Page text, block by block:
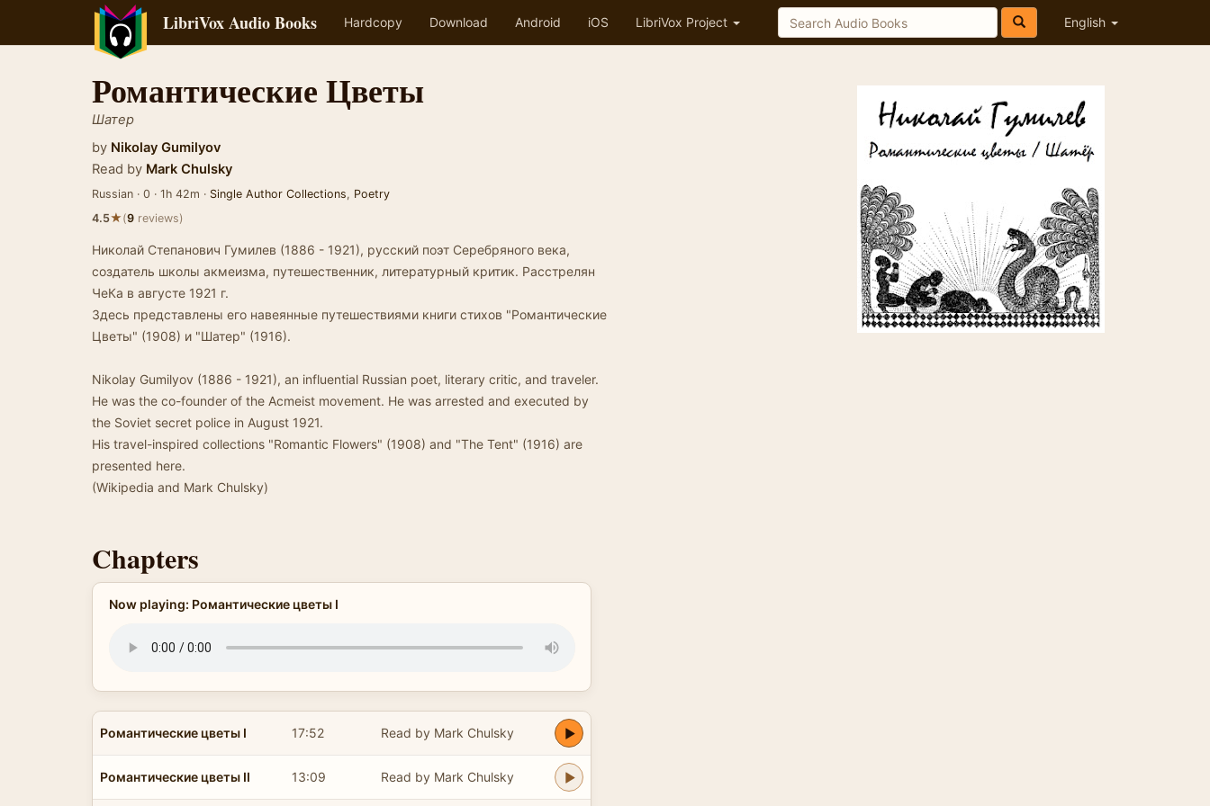
LibriVox Audio Books Hardcopy Download Android iOS LibriVox Project English
Романтические Цветы
Шатер
by Nikolay Gumilyov
Read by Mark Chulsky
Russian · 0 · 1h 42m · Single Author Collections, Poetry
4.5★(9 reviews)
Николай Степанович Гумилев (1886 - 1921), русский поэт Серебряного века,
создатель школы акмеизма, путешественник, литературный критик. Расстрелян
ЧеКа в августе 1921 г.
Здесь представлены его навеянные путешествиями книги стихов "Романтические
Цветы" (1908) и "Шатер" (1916).
Nikolay Gumilyov (1886 - 1921), an influential Russian poet, literary critic, and traveler.
He was the co-founder of the Acmeist movement. He was arrested and executed by
the Soviet secret police in August 1921.
His travel-inspired collections "Romantic Flowers" (1908) and "The Tent" (1916) are
presented here.
(Wikipedia and Mark Chulsky)
Chapters
Now playing: Романтические цветы I
Романтические цветы I 17:52 Read by Mark Chulsky
Романтические цветы II 13:09 Read by Mark Chulsky